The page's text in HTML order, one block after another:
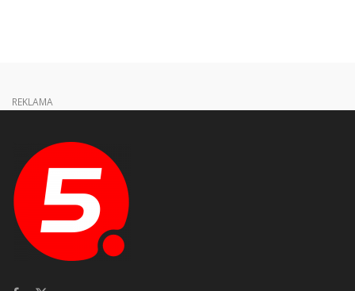
REKLAMA